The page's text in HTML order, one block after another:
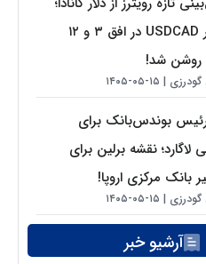
مسیر USDCAD در افق ۳ و ۱۲
روشن شد!
گودرزی ۱۵-۰۵-۱۴۰۵
بوندس‌بانک برای
لاگارد؛ نقشه برلین برای
بانک مرکزی اروپا!
گودرزی ۱۵-۰۵-۱۴۰۵
آرشیو خبر